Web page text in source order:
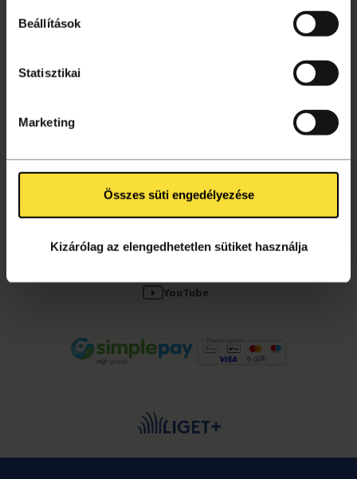
Beállítások
Statisztikai
Marketing
Összes süti engedélyezése
Kizárólag az elengedhetetlen sütiket használja
KÖVESS MINKET!
Facebook
YouTube